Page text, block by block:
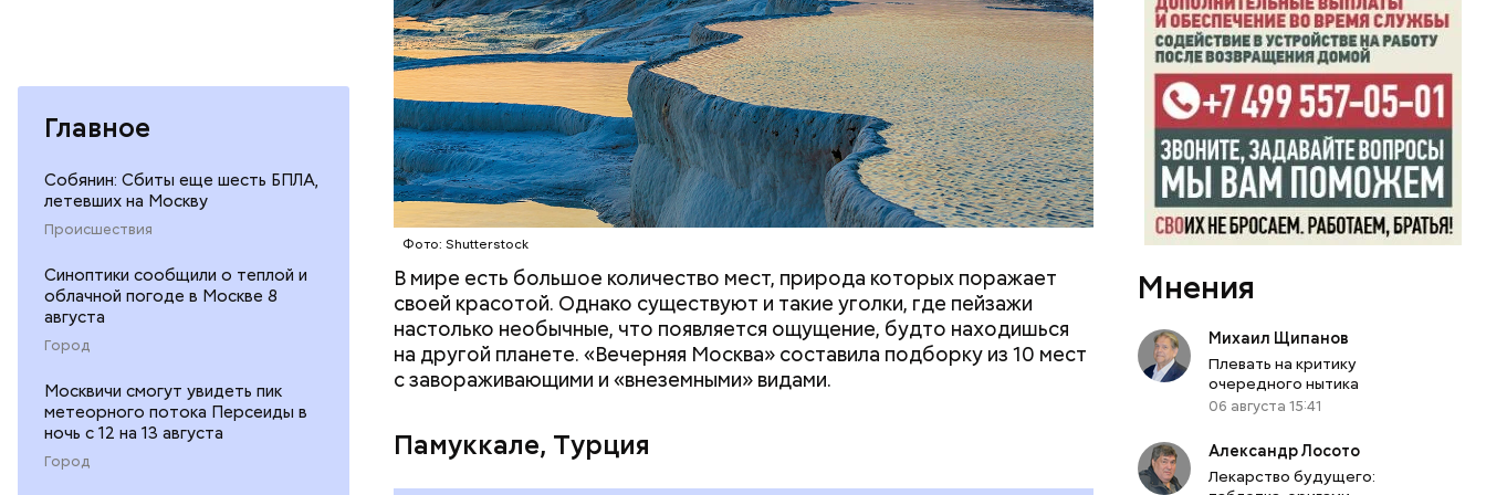
Главное
Собянин: Сбиты еще шесть БПЛА,
летевших на Москву
Происшествия
Синоптики сообщили о теплой и
облачной погоде в Москве 8
августа
Город
Москвичи смогут увидеть пик
метеорного потока Персеиды в
ночь с 12 на 13 августа
Город
Фото: Shutterstock
В мире есть большое количество мест, природа которых поражает
своей красотой. Однако существуют и такие уголки, где пейзажи
настолько необычные, что появляется ощущение, будто находишься
на другой планете. «Вечерняя Москва» составила подборку из 10 мест
с завораживающими и «внеземными» видами.
Памуккале, Турция
принадлежат Pull&Bear, Massimo Dutti, Bershka, Stradivarius и другие
популярные бренды. Бизнесмен сейчас на пенсии, но при этом
продолжает контролировать акции своей компании. Его состояние
оценивается примерно в 148 миллиардов долларов.
Мнения
Михаил Щипанов
Плевать на критику
очередного нытика
06 августа 15:41
Александр Лосото
Лекарство будущего: